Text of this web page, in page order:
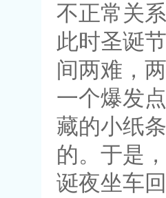
不正常关
此时圣诞
间两难，
一个爆发
藏的小纸
的。于是
诞夜坐车回